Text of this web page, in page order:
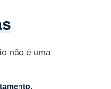
não é uma
,